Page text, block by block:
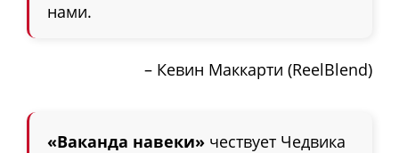
нами.
– Кевин Маккарти (ReelBlend)
«Ваканда навеки» чествует Чедвика